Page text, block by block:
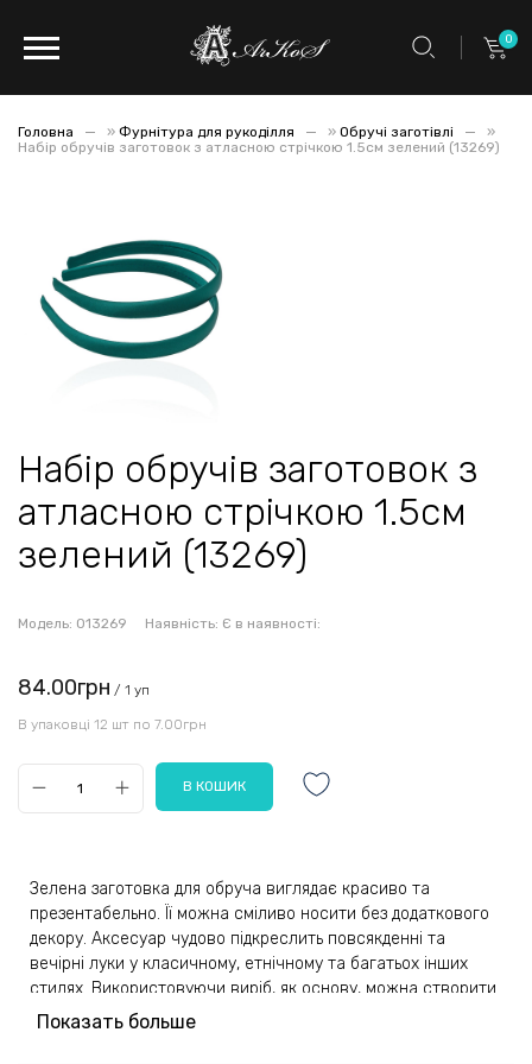
0
Головна » Фурнітура для рукоділля » Обручі заготівлі
»
Набір обручів заготовок з атласною стрічкою 1.5см зелений (13269)
Набір обручів заготовок з
атласною стрічкою 1.5см
зелений (13269)
Модель: 013269 Наявність: Є в наявності:
84.00грн / 1 уп
В упаковці 12 шт по 7.00грн
Зелена заготовка для обруча виглядає красиво та
презентабельно. Її можна сміливо носити без додаткового
декору. Аксесуар чудово підкреслить повсякденні та
вечірні луки у класичному, етнічному та багатьох інших
стилях. Використовуючи виріб, як основу, можна створити
цікаві прикраси для справжньої леді різного віку.
Показать больше